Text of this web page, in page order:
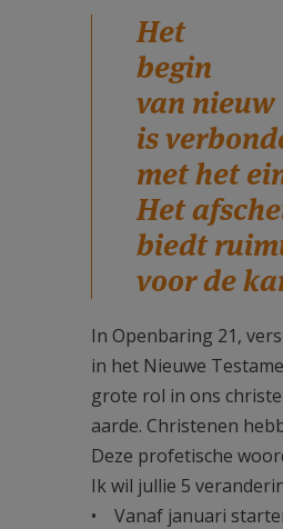
Het
begin
van nieuw
is
met het
Het
biedt
voor de
In Openbaring 21,
in het Nieuwe
grote rol in ons
aarde. Christenen
Deze profetische
Ik wil jullie 5
• Vanaf januari